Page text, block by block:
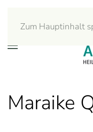
Zum Hauptinhalt
Maraike